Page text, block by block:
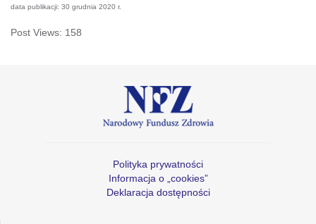
data publikacji: 30 grudnia 2020 r.
Post Views: 158
Polityka prywatności
Informacja o „cookies”
Deklaracja dostępności